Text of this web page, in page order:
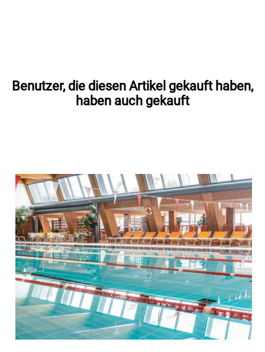
Benutzer, die diesen Artikel gekauft haben,
haben auch gekauft